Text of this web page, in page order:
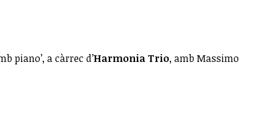
piano’, a càrrec d’Harmonia Trio, amb Massimo